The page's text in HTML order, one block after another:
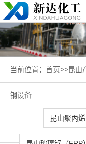
页
关
于
我
新
闻
聚丙烯
当前位置： 首页>>昆山
钢设备
昆山聚丙